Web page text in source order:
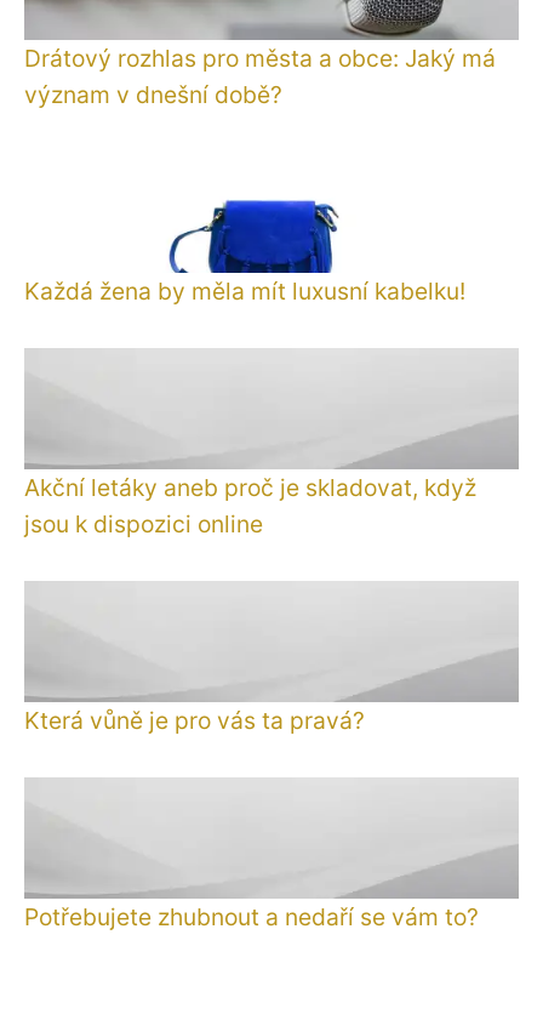
Drátový rozhlas pro města a obce: Jaký má
význam v dnešní době?
Každá žena by měla mít luxusní kabelku!
Akční letáky aneb proč je skladovat, když
jsou k dispozici online
Která vůně je pro vás ta pravá?
Potřebujete zhubnout a nedaří se vám to?